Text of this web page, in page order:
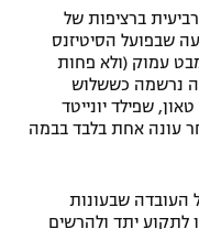
הרביעית ברציפות של
שבפועל הסיטיזנס
עמוק (ולא פחות
נרשמה כששלוש
שפילד יונייטד
עונה אחת בלבד בבמה
העובדה שבעונות
לתקוע יתד ולהרשים